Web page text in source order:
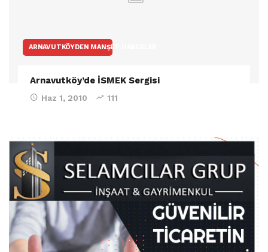
ARNAVUTKÖYDEN MANŞET HABERLER
Arnavutköy’de İSMEK Sergisi
Haz 1, 2010 111